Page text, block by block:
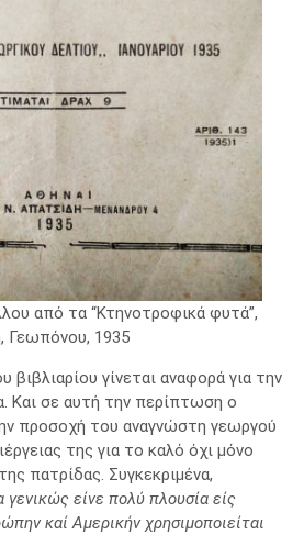
από τα “Κτηνοτροφικά φυτά”,
Γεωπόνου, 1935
βιβλιαρίου γίνεται αναφορά για την
Και σε αυτή την περίπτωση ο
προσοχή του αναγνώστη γεωργού
της για το καλό όχι μόνο
πατρίδας. Συγκεκριμένα,
είνε πολύ πλουσία είς
καί Αμερικήν χρησιμοποιείται